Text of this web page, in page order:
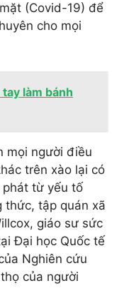
(Covid-19) để
cho mọi
tay làm bánh
mọi người điều
trên xào lại có
từ yếu tố
thức, tập quán xã
giáo sư sức
Đại học Quốc tế
Nghiên cứu
của người